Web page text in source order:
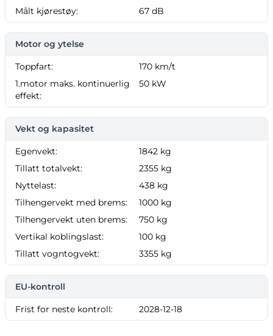
Målt kjørestøy:
67 dB
Motor og ytelse
Toppfart:
170 km/t
1.motor maks. kontinuerlig
effekt:
50 kW
Vekt og kapasitet
Egenvekt:
1842 kg
Tillatt totalvekt:
2355 kg
Nyttelast:
438 kg
Tilhengervekt med brems:
1000 kg
Tilhengervekt uten brems:
750 kg
Vertikal koblingslast:
100 kg
Tillatt vogntogvekt:
3355 kg
EU-kontroll
Frist for neste kontroll: 2028-12-18